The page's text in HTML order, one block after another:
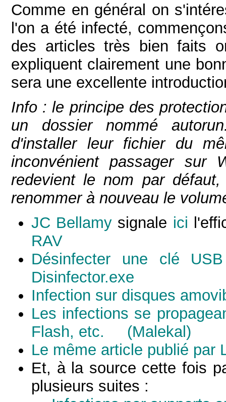
Comme en général on
l'on a été infecté,
des articles très bien faits
expliquent clairement une
sera une excellente
Info : le principe des
un dossier nommé
d'installer leur fichier du
inconvénient passager
redevient le nom par
renommer à nouveau le
JC Bellamy signale ici
RAV
Désinfecter une clé
Disinfector.exe
Infection sur disques
Les infections se
Flash, etc.
(Malekal)
Le même article publié par
Et, à la source cette fois
plusieurs suites :